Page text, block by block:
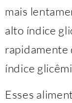
mais
alto índice
rapidamente
índice
Esses